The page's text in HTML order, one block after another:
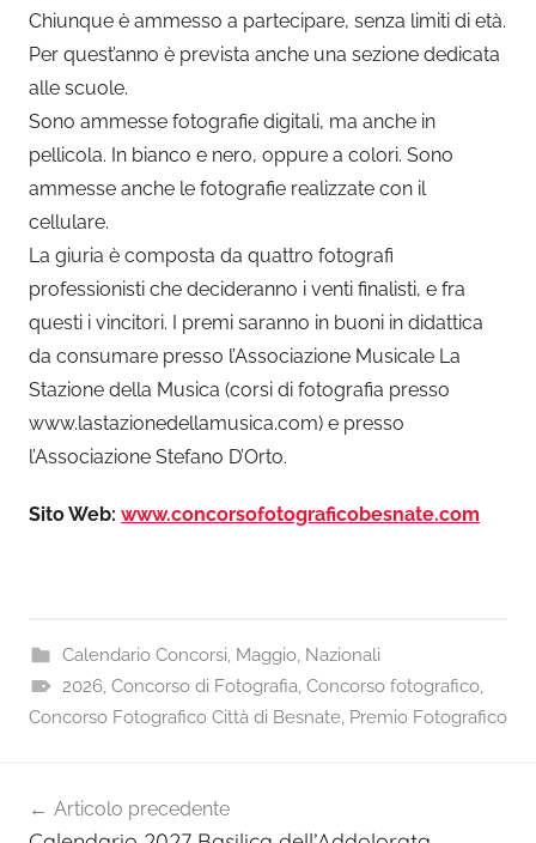
Chiunque è ammesso a partecipare, senza limiti di età.
Per quest’anno è prevista anche una sezione dedicata
alle scuole.
Sono ammesse fotografie digitali, ma anche in
pellicola. In bianco e nero, oppure a colori. Sono
ammesse anche le fotografie realizzate con il
cellulare.
La giuria è composta da quattro fotografi
professionisti che decideranno i venti finalisti, e fra
questi i vincitori. I premi saranno in buoni in didattica
da consumare presso l’Associazione Musicale La
Stazione della Musica (corsi di fotografia presso
www.lastazionedellamusica.com) e presso
l’Associazione Stefano D’Orto.
Sito Web: www.concorsofotograficobesnate.com
Calendario Concorsi, Maggio, Nazionali
2026, Concorso di Fotografia, Concorso fotografico,
Concorso Fotografico Città di Besnate, Premio Fotografico
articoli
Articolo precedente